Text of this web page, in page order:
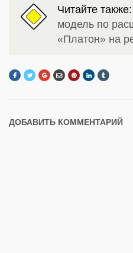
Читайте также:
модель по
«Платон» на
ДОБАВИТЬ КОММЕНТАРИЙ